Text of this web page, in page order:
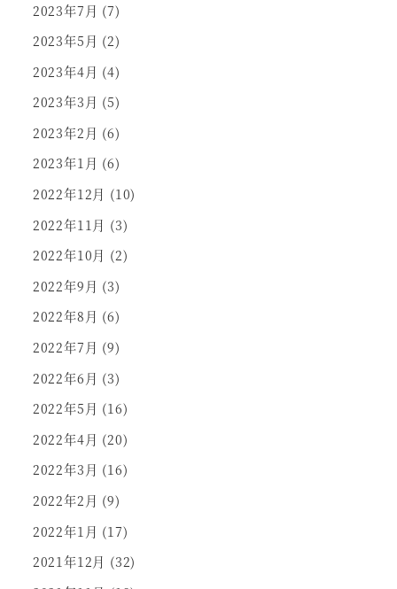
2023年7月 (7)
2023年5月 (2)
2023年4月 (4)
2023年3月 (5)
2023年2月 (6)
2023年1月 (6)
2022年12月 (10)
2022年11月 (3)
2022年10月 (2)
2022年9月 (3)
2022年8月 (6)
2022年7月 (9)
2022年6月 (3)
2022年5月 (16)
2022年4月 (20)
2022年3月 (16)
2022年2月 (9)
2022年1月 (17)
2021年12月 (32)